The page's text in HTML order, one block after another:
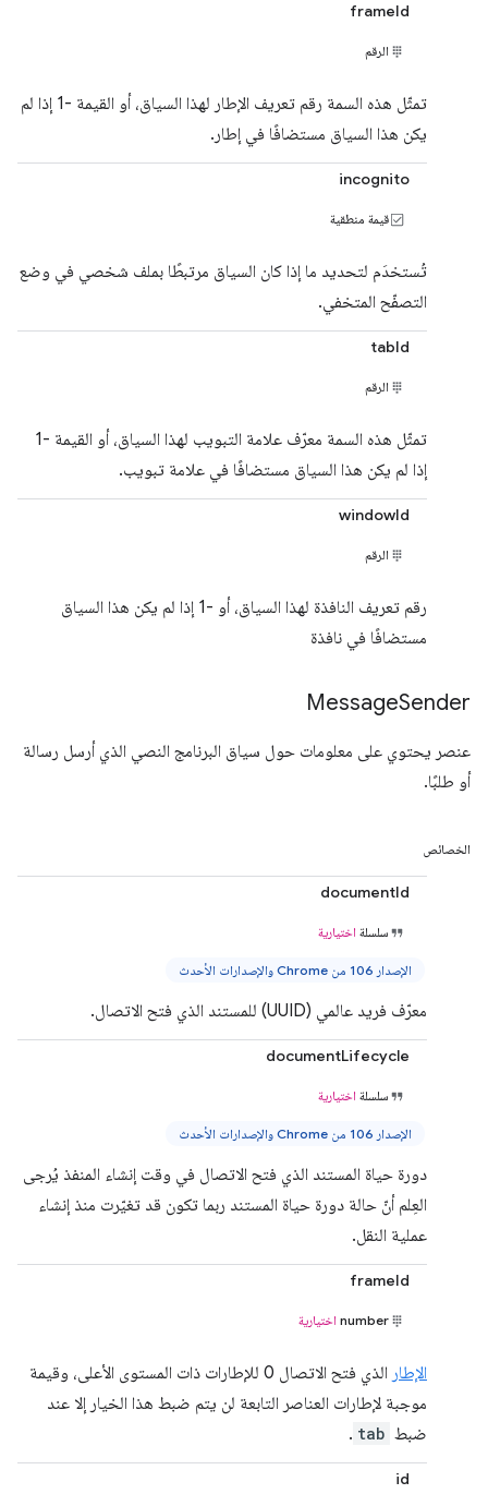
frameId
الرقم
تمثّل هذه السمة رقم تعريف الإطار لهذا السياق، أو القيمة -1 إذا لم
يكن هذا السياق مستضافًا في إطار.
incognito
قيمة منطقية
تُستخدَم لتحديد ما إذا كان السياق مرتبطًا بملف شخصي في وضع
التصفّح المتخفي.
tabId
الرقم
تمثّل هذه السمة معرّف علامة التبويب لهذا السياق، أو القيمة -1
إذا لم يكن هذا السياق مستضافًا في علامة تبويب.
windowId
الرقم
رقم تعريف النافذة لهذا السياق، أو -1 إذا لم يكن هذا السياق
مستضافًا في نافذة
MessageSender
عنصر يحتوي على معلومات حول سياق البرنامج النصي الذي أرسل رسالة
أو طلبًا.
الخصائص
documentId
سلسلة اختيارية
الإصدار 106 من Chrome والإصدارات الأحدث
معرّف فريد عالمي (UUID) للمستند الذي فتح الاتصال.
documentLifecycle
سلسلة اختيارية
الإصدار 106 من Chrome والإصدارات الأحدث
دورة حياة المستند الذي فتح الاتصال في وقت إنشاء المنفذ يُرجى
العِلم أنّ حالة دورة حياة المستند ربما تكون قد تغيّرت منذ إنشاء
عملية النقل.
frameId
number اختيارية
الإطار
الذي فتح الاتصال ‫0 للإطارات ذات المستوى الأعلى، وقيمة
موجبة لإطارات العناصر التابعة لن يتم ضبط هذا الخيار إلا عند
ضبط tab
.
id